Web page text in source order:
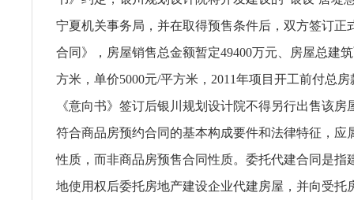
宁夏机关事务局，并在取得预售条件后，双方签订正
合同》，房屋销售总金额暂定49400万元、房屋总建
方米，单价5000元/平方米，2011年项目开工前付总房
《意向书》签订后银川规划设计院不得另行出售该房
符合商品房预约合同的基本构成要件和法律特征，应
性质，而非商品房预售合同性质。委托代建合同是指
地使用权后委托房地产建设企业代建房屋，并向受托